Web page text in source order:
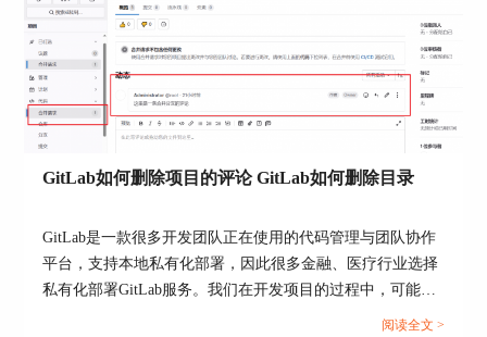
图4：配置Gitlab Runner
3、定义流水线阶段（Stages）
在【.gitlab-ci.yml】中定义多个阶段，在模板中
GitLab也给出了案例：
依赖。
2）测试阶段：运行单元测试、集成测试等。
3）部署阶段：将构建产物部署到测试环境或生产
GitLab如何删除项目的评论 GitLab如何删除目录
GitLab是一款很多开发团队正在使用的代码管理与团队协作
平台，支持本地私有化部署，因此很多金融、医疗行业选择
私有化部署GitLab服务。我们在开发项目的过程中，可能项
目仓库的评论需要删除，或者项目目录结构混乱，需要整理
阅读全文 >